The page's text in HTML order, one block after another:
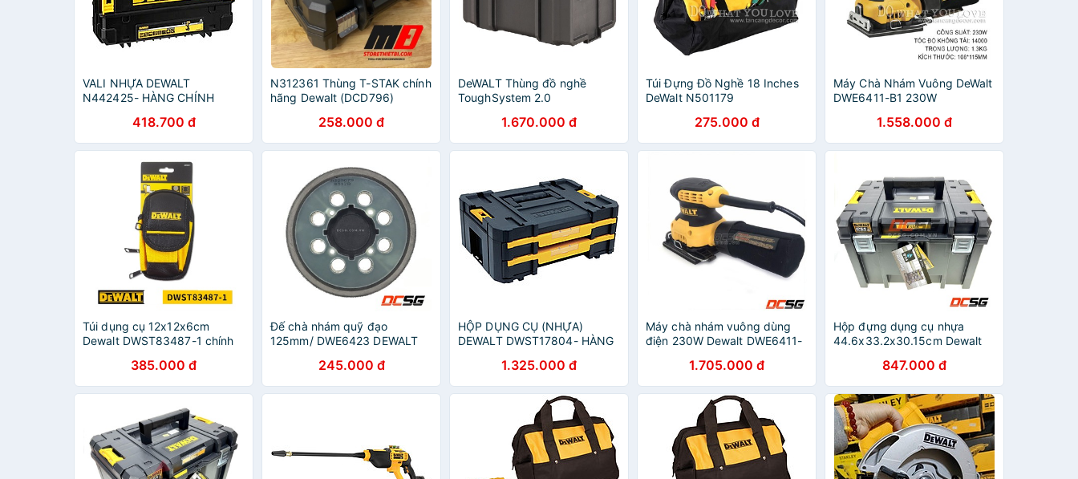
VALI NHỰA DEWALT
N442425- HÀNG CHÍNH
418.700 đ
N312361 Thùng T-STAK chính
hãng Dewalt (DCD796)
258.000 đ
DeWALT Thùng đồ nghề
ToughSystem 2.0
1.670.000 đ
Túi Đựng Đồ Nghề 18 Inches
DeWalt N501179
275.000 đ
Máy Chà Nhám Vuông DeWalt
DWE6411-B1 230W
1.558.000 đ
Túi dụng cụ 12x12x6cm
Dewalt DWST83487-1 chính
385.000 đ
Đế chà nhám quỹ đạo
125mm/ DWE6423 DEWALT
245.000 đ
HỘP DỤNG CỤ (NHỰA)
DEWALT DWST17804- HÀNG
1.325.000 đ
Máy chà nhám vuông dùng
điện 230W Dewalt DWE6411-
1.705.000 đ
Hộp đựng dụng cụ nhựa
44.6x33.2x30.15cm Dewalt
847.000 đ